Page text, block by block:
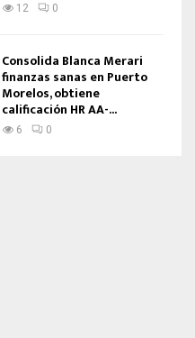
12 0
Consolida Blanca Merari
finanzas sanas en Puerto
Morelos, obtiene
calificación HR AA-...
6 0